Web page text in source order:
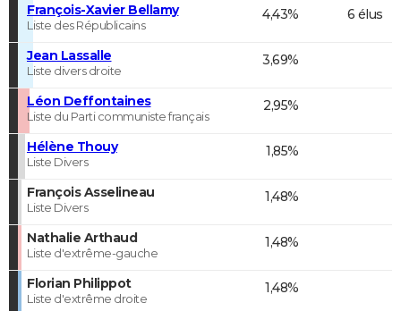
François-Xavier Bellamy
Liste des Républicains
4,43% 6 élus
Jean Lassalle
Liste divers droite
3,69%
Léon Deffontaines
Liste du Parti communiste français
2,95%
Hélène Thouy
Liste Divers
1,85%
François Asselineau
Liste Divers
1,48%
Nathalie Arthaud
Liste d'extrême-gauche
1,48%
Florian Philippot
Liste d'extrême droite
1,48%